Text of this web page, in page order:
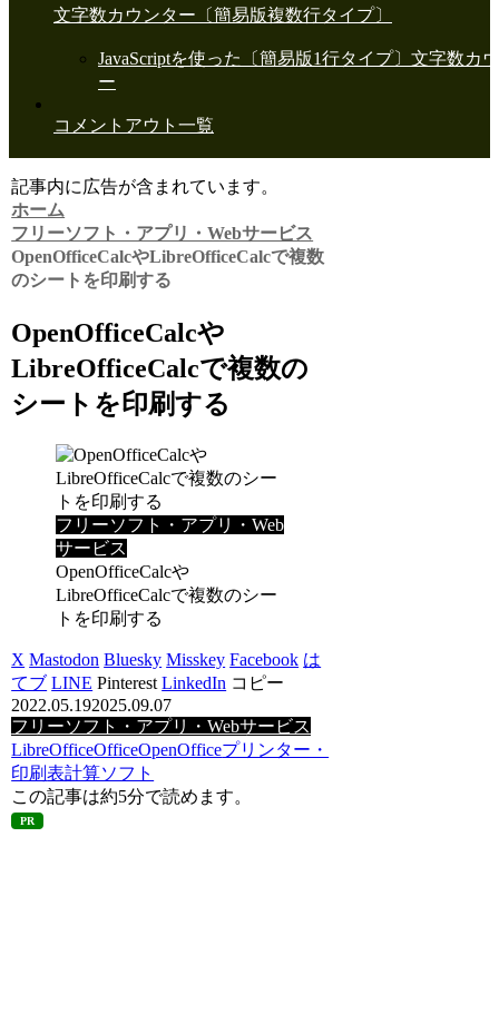
文字数カウンター〔簡易版複数行タイプ〕
JavaScriptを使った〔簡易版1行タイプ〕文字数カ
ー
コメントアウト一覧
記事内に広告が含まれています。
ホーム
フリーソフト・アプリ・Webサービス
OpenOfficeCalcやLibreOfficeCalcで複数
のシートを印刷する
OpenOfficeCalcや
LibreOfficeCalcで複数の
シートを印刷する
フリーソフト・アプリ・Web
サービス
OpenOfficeCalcや
LibreOfficeCalcで複数のシー
トを印刷する
X Mastodon Bluesky Misskey Facebook は
てブ LINE Pinterest LinkedIn コピー
2022.05.192025.09.07
フリーソフト・アプリ・Webサービス
LibreOfficeOfficeOpenOfficeプリンター・
印刷表計算ソフト
この記事は約5分で読めます。
PR